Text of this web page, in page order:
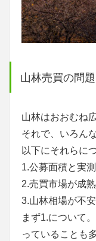
山林売買の問
山林はおおむね
それで、いろん
以下にそれらに
1.公募面積と実
2.売買市場が成
3.山林相場が不
まず1.について
っていることも